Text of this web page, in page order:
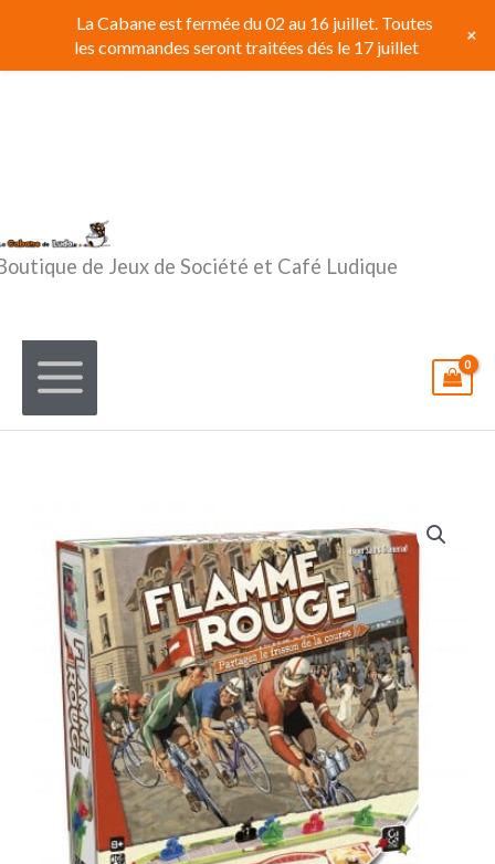
contenu
de Jeux de Société et Café Ludique
La Cabane est fermée du 02 au 16 juillet. Toutes
les commandes seront traitées dés le 17 juillet
+